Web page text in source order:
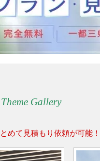
Theme Gallery
めて見積もり依頼が可能！